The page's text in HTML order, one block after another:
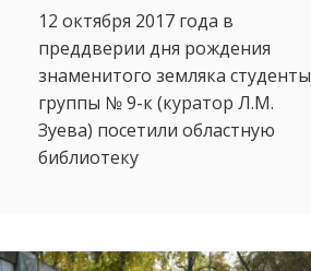
12 октября 2017 года в
преддверии дня рождения
знаменитого земляка студенты
группы № 9-к (куратор Л.М.
Зуева) посетили областную
библиотеку